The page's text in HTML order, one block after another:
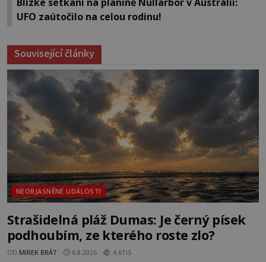
UFO zaútočilo na celou rodinu!
Související články
NEOBJASNĚNÉ UDÁLOSTI
Strašidelná pláž Dumas: Je černý písek
podhoubím, ze kterého roste zlo?
OD MIREK BRÁT 6.8.2026 4.6TIS